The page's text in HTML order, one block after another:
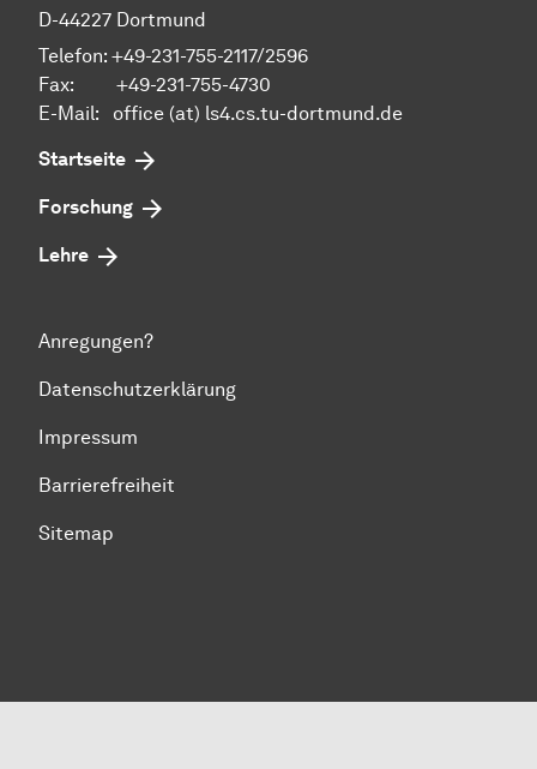
D-44227 Dortmund
Telefon: +49-231-755-2117/2596
Fax: +49-231-755-4730
E-Mail: office (at) ls4.cs.tu-dortmund.de
Startseite
Forschung
Lehre
Anregungen?
Datenschutzerklärung
Impressum
Barrierefreiheit
Sitemap